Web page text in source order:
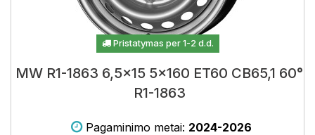
Pristatymas per 1-2 d.d.
MW R1-1863 6,5x15 5x160 ET60 CB65,1 60°
R1-1863
Pagaminimo metai: 2024-2026